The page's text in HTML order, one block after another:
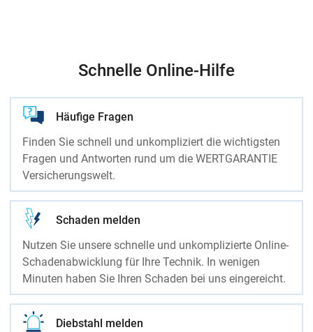
Schnelle Online-Hilfe
Häufige Fragen
Finden Sie schnell und unkompliziert die wichtigsten
Fragen und Antworten rund um die WERTGARANTIE
Versicherungswelt.
Schaden melden
Nutzen Sie unsere schnelle und unkomplizierte Online-
Schadenabwicklung für Ihre Technik. In wenigen
Minuten haben Sie Ihren Schaden bei uns eingereicht.
Diebstahl melden